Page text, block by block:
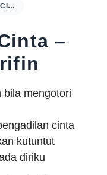
Pengadilan Cinta – Imam S Arifin
–
bila mengotori
cinta
kutuntut
diriku